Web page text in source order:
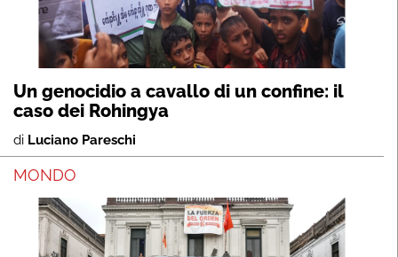
Un genocidio a cavallo di un confine: il
caso dei Rohingya
di Luciano Pareschi
MONDO